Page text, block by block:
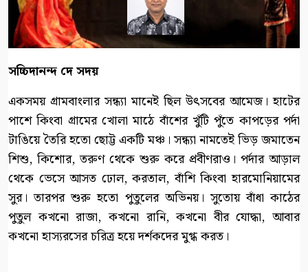
সচ্চিদানন্দ দে সদয়
একসময় গ্রামবাংলার সন্ধ্যা মানেই ছিল উৎসবের আমেজ। হাটের
পাশে কিংবা গ্রামের খোলা মাঠে বাঁশের খুঁটি পুঁতে কাপড়ের পর্দা
টাঙিয়ে তৈরি হতো ছোট্ট একটি মঞ্চ। সন্ধ্যা নামতেই ভিড় জমাতেন
শিশু, কিশোর, তরুণ থেকে শুরু করে প্রবীণরাও। পর্দার আড়াল
থেকে ভেসে আসত ঢোল, করতাল, বাঁশি কিংবা হারমোনিয়ামের
সুর। তারপর শুরু হতো পুতুলের অভিনয়। সুতোয় বাঁধা কাঠের
পুতুল কখনো রাজা, কখনো রানি, কখনো বীর যোদ্ধা, আবার
কখনো হাস্যরসের চরিত্র হয়ে দর্শকদের মুগ্ধ করত।